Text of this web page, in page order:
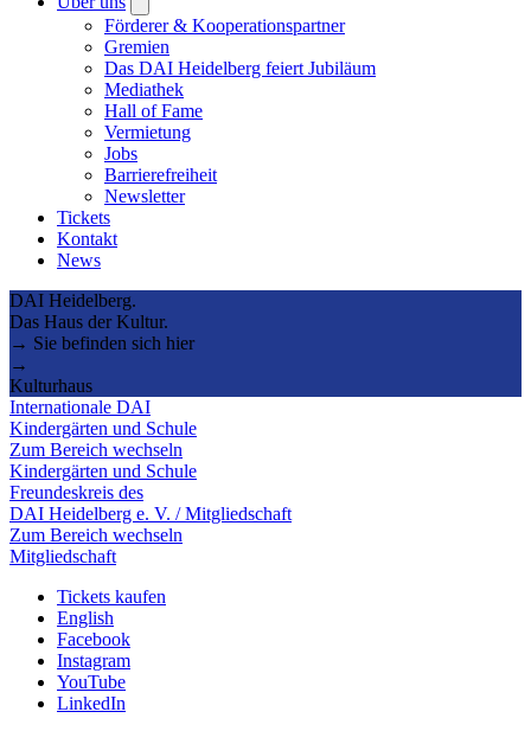
submenu
Förderer & Kooperationspartner
Gremien
Das DAI Heidelberg feiert Jubiläum
Mediathek
Hall of Fame
Vermietung
Jobs
Barrierefreiheit
Newsletter
Tickets
Kontakt
News
DAI Heidelberg.
Das Haus der Kultur.
→ Sie befinden sich hier
→
Kulturhaus
Internationale DAI
Kindergärten und Schule
Zum Bereich wechseln
Kindergärten und Schule
Freundeskreis des
DAI Heidelberg e. V. / Mitgliedschaft
Zum Bereich wechseln
Mitgliedschaft
Tickets kaufen
English
Facebook
Instagram
YouTube
LinkedIn